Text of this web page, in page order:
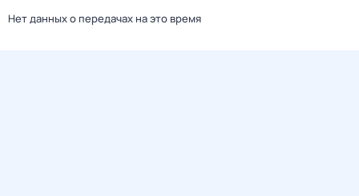
Нет данных о передачах на это время